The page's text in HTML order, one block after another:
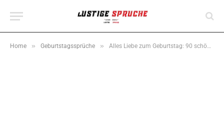
Home » Geburtstagssprüche » Alles Liebe zum Geburtstag: 90 schöne Sprüche & Wünsche